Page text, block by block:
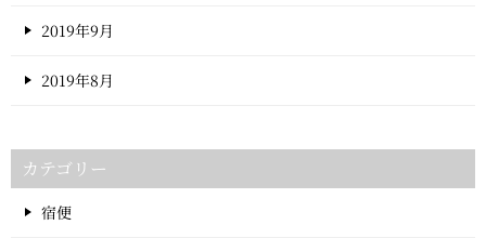
2019年9月
2019年8月
カテゴリー
宿便